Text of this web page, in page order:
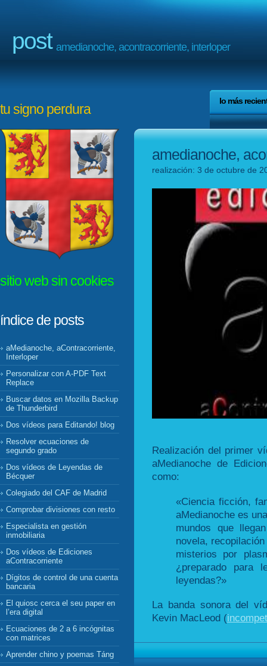
post amedianoche, acontracorriente, interloper
lo más
tu signo perdura
sitio web sin cookies
índice de posts
aMedianoche, aContracorriente,
Interloper
Personalizar con A-PDF Text
Replace
Buscar datos en Mozilla Backup
de Thunderbird
Dos vídeos para Editando! blog
Resolver ecuaciones de
segundo grado
Dos vídeos de Leyendas de
Bécquer
Colegiado del CAF de Madrid
Comprobar divisiones con resto
Especialista en gestión
inmobiliaria
Dos vídeos de Ediciones
aContracorriente
Dígitos de control de una cuenta
bancaria
El quiosc cerca el seu paper en
l’era digital
Ecuaciones de 2 a 6 incógnitas
con matrices
Aprender chino y poemas Táng
amedianoche,
realización: 3 de octubre de
Realización del primer
aMedianoche de
como:
«Ciencia ficción,
aMedianoche es
mundos que
novela,
misterios por
¿preparado para
leyendas?»
La banda sonora del
Kevin MacLeod (